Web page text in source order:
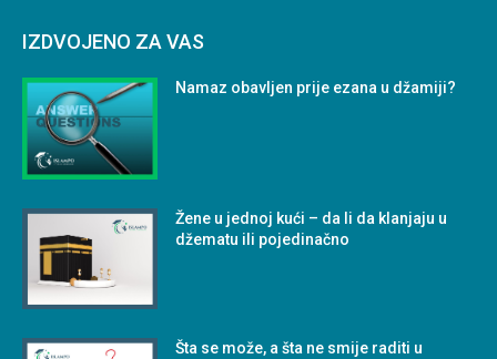
IZDVOJENO ZA VAS
Namaz obavljen prije ezana u džamiji?
Žene u jednoj kući – da li da klanjaju u
džematu ili pojedinačno
Šta se može, a šta ne smije raditi u